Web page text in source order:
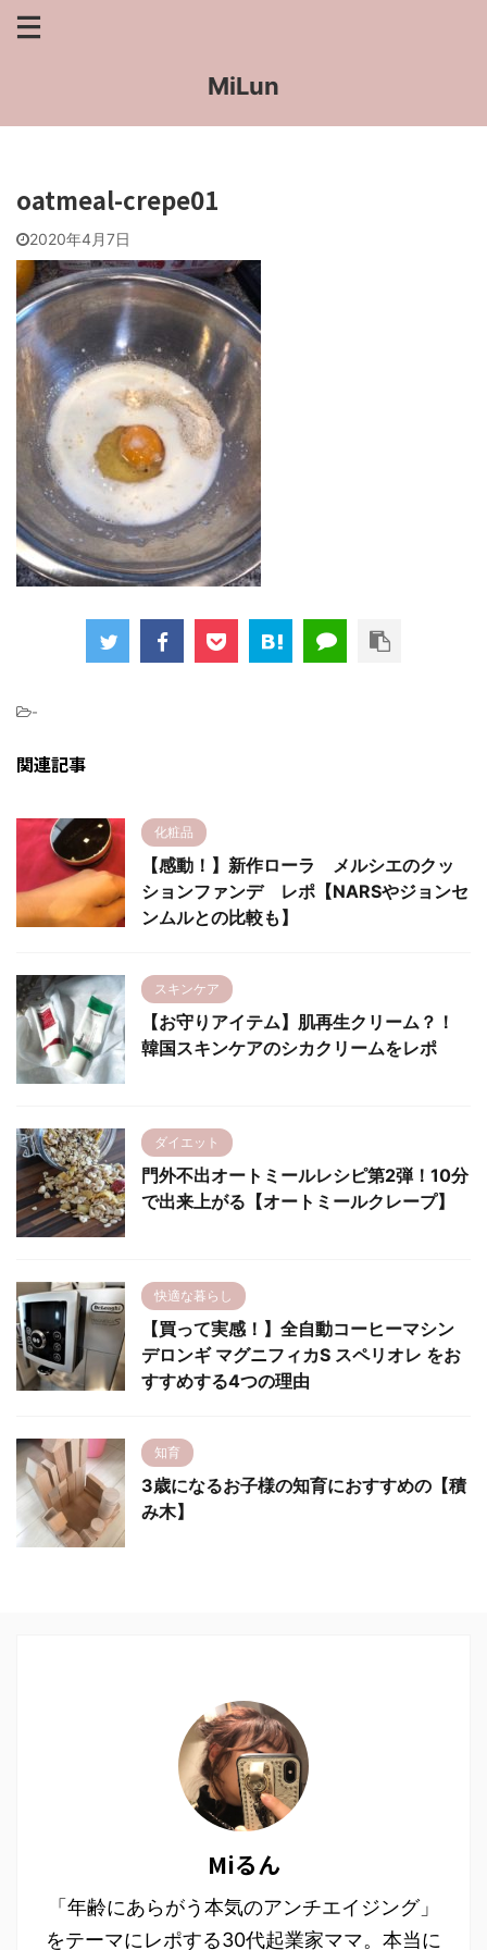
MiLun
oatmeal-crepe01
2020年4月7日
-
関連記事
化粧品
【感動！】新作ローラ メルシエのクッ
ションファンデ レポ【NARSやジョンセ
ンムルとの比較も】
スキンケア
【お守りアイテム】肌再生クリーム？！
韓国スキンケアのシカクリームをレポ
ダイエット
門外不出オートミールレシピ第2弾！10分
で出来上がる【オートミールクレープ】
快適な暮らし
【買って実感！】全自動コーヒーマシン
デロンギ マグニフィカS スペリオレ をお
すすめする4つの理由
知育
3歳になるお子様の知育におすすめの【積
み木】
Miるん
「年齢にあらがう本気のアンチエイジング」
をテーマにレポする30代起業家ママ。本当に